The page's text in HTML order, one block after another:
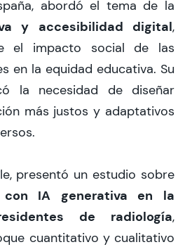
abordó el tema de la
y accesibilidad digital,
el impacto social de las
en la equidad educativa. Su
la necesidad de diseñar
más justos y adaptativos
presentó un estudio sobre
con IA generativa en la
de radiología,
cuantitativo y cualitativo